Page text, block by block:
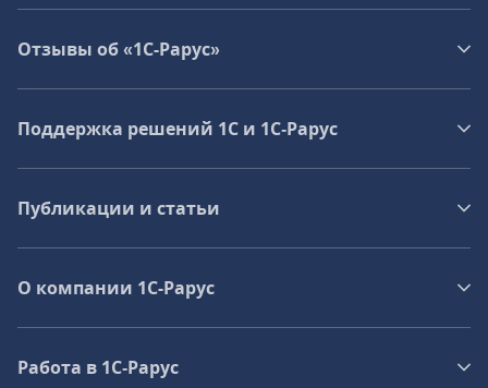
Отзывы об «1С-Рарус»
Поддержка решений 1С и 1С‑Рарус
Публикации и статьи
О компании 1C-Рарус
Работа в 1С‑Рарус